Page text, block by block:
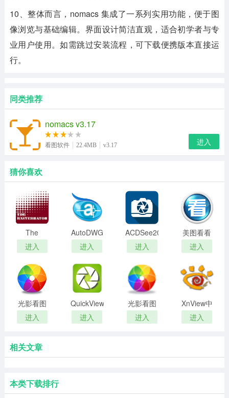
10、整体而言，nomacs 集成了一系列实用功能，便于图
像浏览与基础编辑。界面设计简洁直观，适合初学者与专
业用户使用。如需跳过安装流程，可下载便携版本直接运
行。
同类推荐
nomacs v3.17
看图软件 22.4MB v3.17 进入
猜你喜欢
The
Rasterbator
看图工具
进入
AutoDWG
DWGSee
Pro
2026(看图
软件)
进入
ACDSee2022
旗舰版
进入
美图看看
最新版
进入
光影看图
电脑版
进入
QuickViewer(图
片浏览器)
进入
光影看图
官方正式
版
进入
XnView中
文版
进入
相关文章
本类下载排行